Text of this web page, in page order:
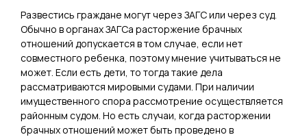
Развестись граждане могут через ЗАГС или через суд.
Обычно в органах ЗАГСа расторжение брачных
отношений допускается в том случае, если нет
совместного ребенка, поэтому мнение учитываться не
может. Если есть дети, то тогда такие дела
рассматриваются мировыми судами. При наличии
имущественного спора рассмотрение осуществляется
районным судом. Но есть случаи, когда расторжении
брачных отношений может быть проведено в